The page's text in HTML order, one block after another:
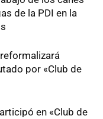
de la PDI en la
por «Club de
en «Club de